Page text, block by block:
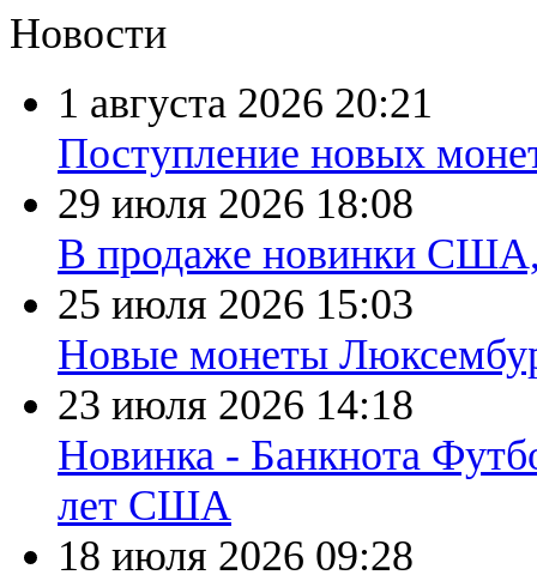
Новости
1 августа 2026 20:21
Поступление новых
29 июля 2026 18:08
В продаже новинки
25 июля 2026 15:03
Новые монеты
23 июля 2026 14:18
Новинка - Банкнота
лет США
18 июля 2026 09:28